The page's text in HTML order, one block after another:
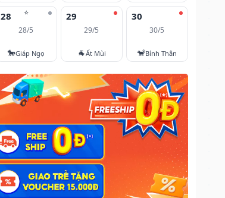
⭐
28
28/5
🐎Giáp Ngọ
29
29/5
🐐Ất Mùi
30
30/5
🐒Bính Thân